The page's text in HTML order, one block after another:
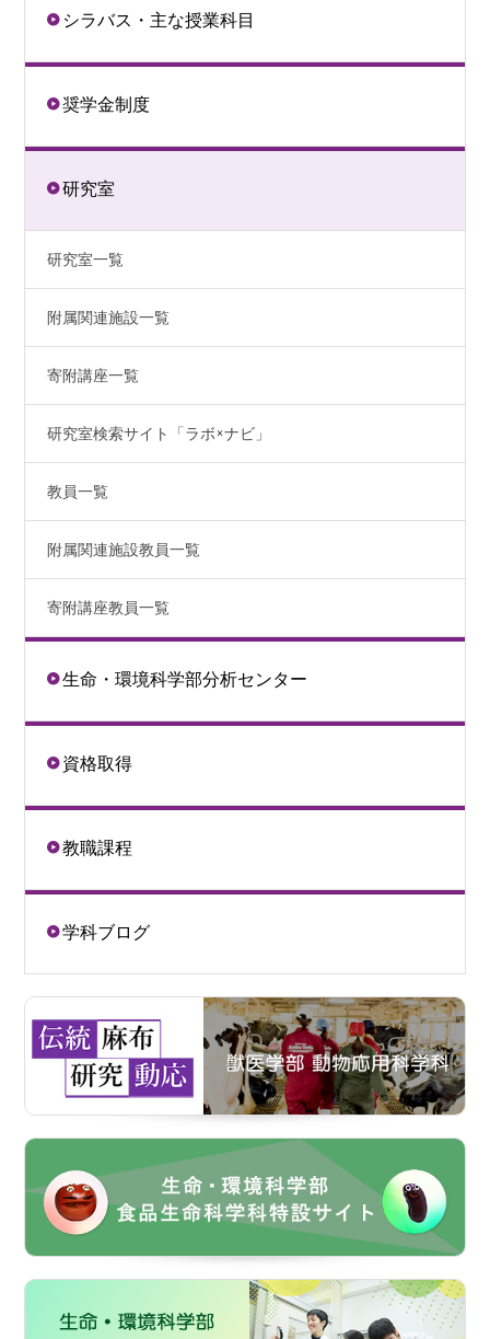
シラバス・主な授業科目
奨学金制度
研究室
研究室一覧
附属関連施設一覧
寄附講座一覧
研究室検索サイト「ラボ×ナビ」
教員一覧
附属関連施設教員一覧
寄附講座教員一覧
生命・環境科学部分析センター
資格取得
教職課程
学科ブログ